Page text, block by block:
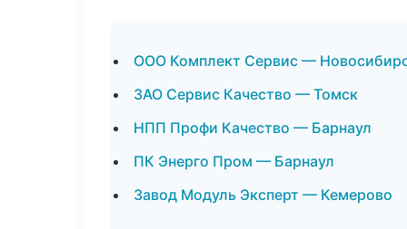
ООО Комплект Сервис —
ЗАО Сервис Качество — Томск
НПП Профи Качество — Барнаул
ПК Энерго Пром — Барнаул
Завод Модуль Эксперт — Кемерово